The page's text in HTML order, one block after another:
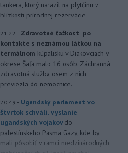
tankera, ktorý narazil na plytčinu v
blízkosti prírodnej rezervácie.
21:22 - Zdravotné ťažkosti po
kontakte s neznámou látkou na
termálnom kúpalisku v Diakovciach v
okrese Šaľa malo 16 osôb. Záchranná
zdravotná služba osem z nich
previezla do nemocnice.
20:49 - Ugandský parlament vo
štvrtok schválil vyslanie
ugandských vojakov do
palestínskeho Pásma Gazy, kde by
mali pôsobiť v rámci medzinárodných